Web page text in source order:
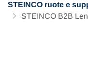
STEINCO ruote e
STEINCO B2B